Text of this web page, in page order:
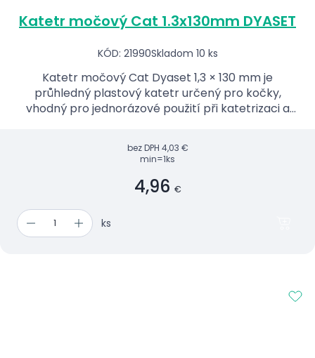
Katetr močový Cat 1.3x130mm DYASET
KÓD: 21990Skladom 10 ks
Katetr močový Cat Dyaset 1,3 × 130 mm je
průhledný plastový katetr určený pro kočky,
vhodný pro jednorázové použití při katetrizaci a
bez DPH 4,03 €
min=1ks
4,96 €
ks